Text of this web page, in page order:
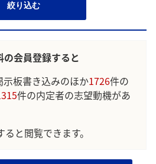
」、「自分の経験を具体的なエピソ
と」のような声が寄せられていま
参考にしましょう。
ーザー投稿を要約しています。実際
からご確認ください。
絞り込む
の会員登録すると
示板書き込みのほか1726件の
件の内定者の志望動機があ
ると閲覧できます。